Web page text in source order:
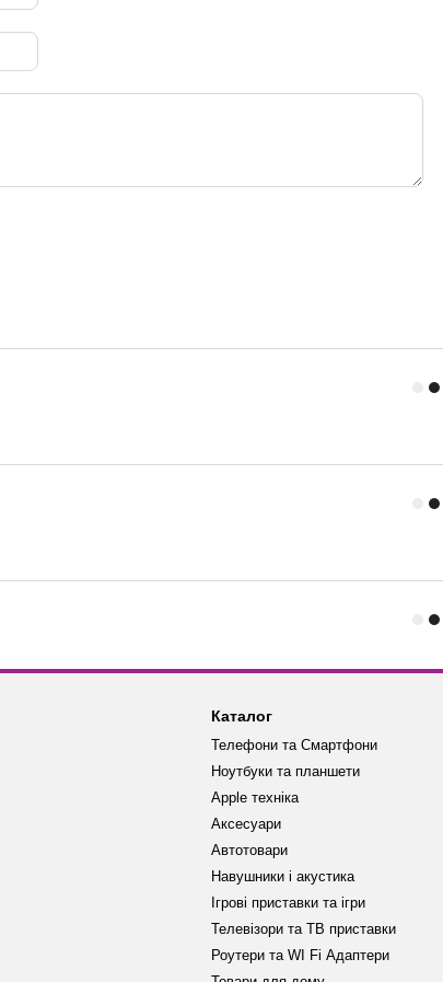
Каталог
Телефони та Смартфони
Ноутбуки та планшети
Apple техніка
Аксесуари
Автотовари
Навушники і акустика
Ігрові приставки та ігри
Телевізори та ТВ приставки
Роутери та WI Fi Адаптери